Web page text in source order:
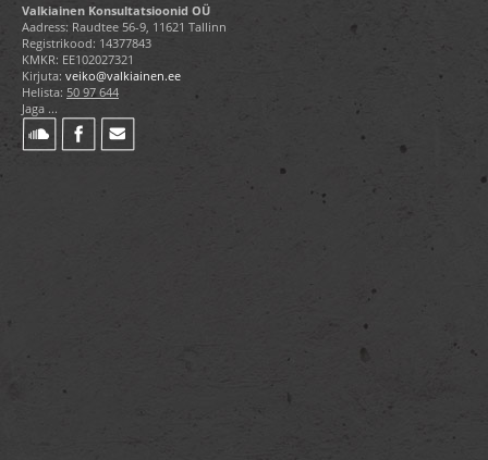
Valkiainen Konsultatsioonid OÜ
Aadress: Raudtee 56-9, 11621 Tallinn
Registrikood: 14377843
KMKR: EE102027321
Kirjuta: veiko@valkiainen.ee
Helista: 50 97 644
Jaga ...